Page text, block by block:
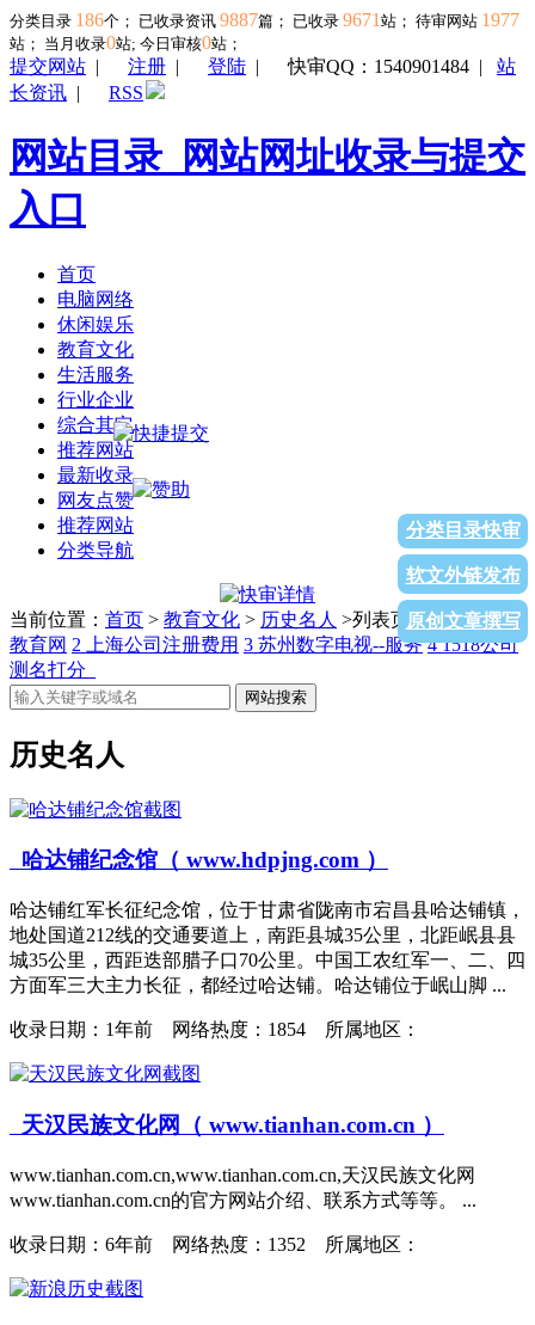
分类目录 186个； 已收录资讯 9887篇； 已收录 9671 站； 待审网站 1977
站； 当月收录0站; 今日审核0站；
提交网站 | 注册 | 登陆 |快审QQ：1540901484 | 站
长资讯 | RSS
网站目录_网站网址收录与提交
入口
首页
电脑网络
休闲娱乐
教育文化
生活服务
行业企业
综合其它
推荐网站
最新收录
网友点赞
推荐网站
分类导航
分类目录快审
软文外链发布
原创文章撰写
当前位置： 首页 > 教育文化 > 历史名人 >列表页面1上海学前
教育网 2 上海公司注册费用 3 苏州数字电视--服务 41518公司
测名打分_
网站搜索
历史名人
哈达铺纪念馆（ www.hdpjng.com ）
哈达铺红军长征纪念馆，位于甘肃省陇南市宕昌县哈达铺镇，
地处国道212线的交通要道上，南距县城35公里，北距岷县县
城35公里，西距迭部腊子口70公里。中国工农红军一、二、四
方面军三大主力长征，都经过哈达铺。哈达铺位于岷山脚 ...
收录日期： 1年前 网络热度：1854 所属地区：
天汉民族文化网（ www.tianhan.com.cn ）
www.tianhan.com.cn,www.tianhan.com.cn,天汉民族文化网
www.tianhan.com.cn的官方网站介绍、联系方式等等。 ...
收录日期： 6年前 网络热度：1352 所属地区：